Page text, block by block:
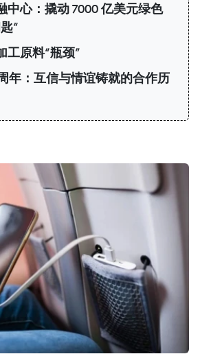
中心：撬动 7000 亿美元绿色
”
工原料“瓶颈”
年：互信与情谊铸就的合作历